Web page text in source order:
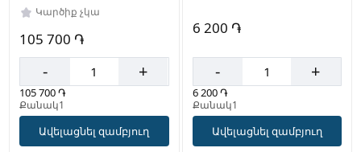
Կարծիք չկա
105 700 ֏
- +
105 700 ֏
Քանակ1
Ավելացնել զամբյուղ
6 200 ֏
- +
6 200 ֏
Քանակ1
Ավելացնել զամբյուղ